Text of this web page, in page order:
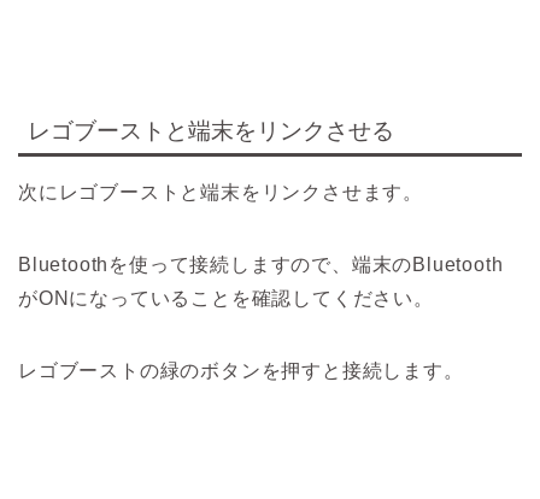
レゴブーストと端末をリンクさせる
次にレゴブーストと端末をリンクさせます。
Bluetoothを使って接続しますので、端末のBluetooth
がONになっていることを確認してください。
レゴブーストの緑のボタンを押すと接続します。